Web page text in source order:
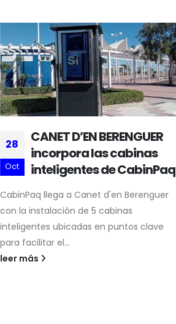
28
Oct
CANET D’EN BERENGUER
incorpora las cabinas
inteligentes de CabinPaq
CabinPaq llega a Canet d'en Berenguer
con la instalación de 5 cabinas
inteligentes ubicadas en puntos clave
para facilitar el...
leer más